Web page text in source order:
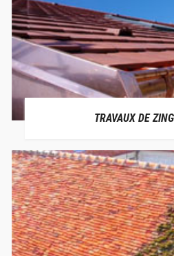
TRAVAUX DE